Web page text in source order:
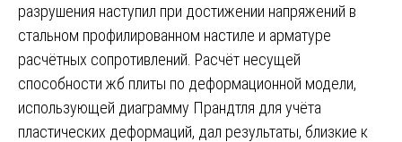
разрушения наступил при достижении напряжений в
стальном профилированном настиле и арматуре
расчётных сопротивлений. Расчёт несущей
способности жб плиты по деформационной модели,
использующей диаграмму Прандтля для учёта
пластических деформаций, дал результаты, близкие к